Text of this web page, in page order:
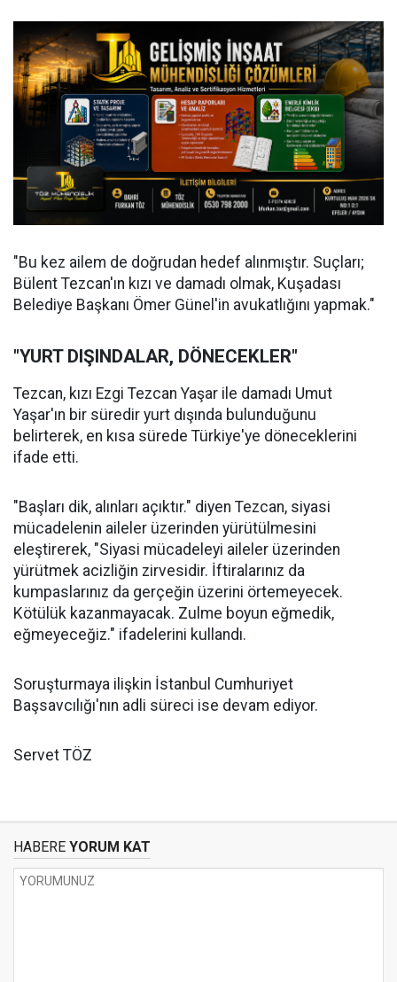
"Bu kez ailem de doğrudan hedef alınmıştır. Suçları;
Bülent Tezcan'ın kızı ve damadı olmak, Kuşadası
Belediye Başkanı Ömer Günel'in avukatlığını yapmak."
"YURT DIŞINDALAR, DÖNECEKLER"
Tezcan, kızı Ezgi Tezcan Yaşar ile damadı Umut
Yaşar'ın bir süredir yurt dışında bulunduğunu
belirterek, en kısa sürede Türkiye'ye döneceklerini
ifade etti.
"Başları dik, alınları açıktır." diyen Tezcan, siyasi
mücadelenin aileler üzerinden yürütülmesini
eleştirerek, "Siyasi mücadeleyi aileler üzerinden
yürütmek acizliğin zirvesidir. İftiralarınız da
kumpaslarınız da gerçeğin üzerini örtemeyecek.
Kötülük kazanmayacak. Zulme boyun eğmedik,
eğmeyeceğiz." ifadelerini kullandı.
Soruşturmaya ilişkin İstanbul Cumhuriyet
Başsavcılığı'nın adli süreci ise devam ediyor.
Servet TÖZ
HABERE YORUM KAT